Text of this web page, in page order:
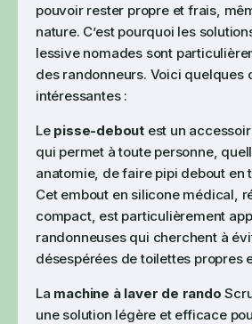
pouvoir rester propre et frais,
nature. C’est pourquoi les
lessive nomades sont
des randonneurs. Voici quelques
intéressantes :
Le pisse-debout est un
qui permet à toute personne,
anatomie, de faire pipi debout en
Cet embout en silicone médical,
compact, est particulièrement
randonneuses qui cherchent à
désespérées de toilettes propres
La machine à laver de rando
une solution légère et efficace